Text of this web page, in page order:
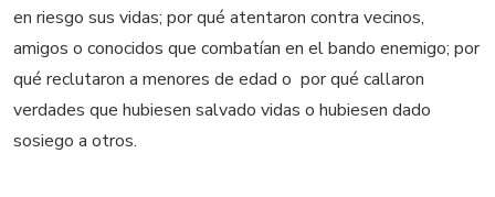
en riesgo sus vidas; por qué atentaron contra vecinos,
amigos o conocidos que combatían en el bando enemigo; por
qué reclutaron a menores de edad o por qué callaron
verdades que hubiesen salvado vidas o hubiesen dado
sosiego a otros.